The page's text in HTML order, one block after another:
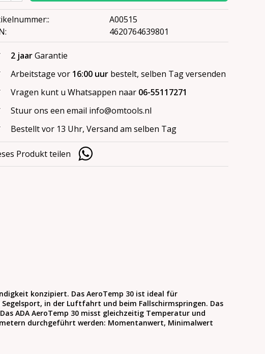
A00515
4620764639801
2 jaarGarantie
Arbeitstage vor 16:00 uur bestelt, selben Tag versenden
Vragen kunt u Whatsappen naar 06-55117271
Stuur ons een email info@omtools.nl
Bestellt vor 13 Uhr, Versand am selben Tag
Produkt teilen
konzipiert. Das AeroTemp 30 ist ideal für
in der Luftfahrt und beim Fallschirmspringen. Das
ADA AeroTemp 30 misst gleichzeitig Temperatur und
durchgeführt werden: Momentanwert, Minimalwert